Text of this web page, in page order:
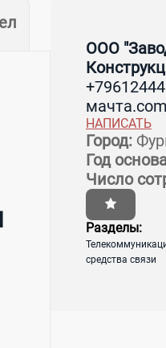
ООО
мачта.com
НАПИСАТЬ
Город:
Год
Число
Разделы:
средства связи